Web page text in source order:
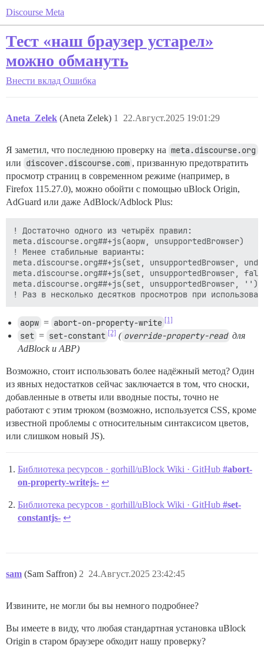
Discourse Meta
Тест «наш браузер устарел»
можно обмануть
Внести вклад Ошибка
Aneta_Zelek (Aneta Zelek) 22.Август.2025 19:01:29
1
Я заметил, что последнюю проверку на meta.discourse.org
или discover.discourse.com , призванную предотвратить
просмотр страниц в современном режиме (например, в
Firefox 115.27.0), можно обойти с помощью uBlock Origin,
AdGuard или даже AdBlock/Adblock Plus:
! Достаточно одного из четырёх правил:
meta.discourse.org##+js(aopw, unsupportedBrowser)
! Менее стабильные варианты:
meta.discourse.org##+js(set, unsupportedBrowser,
meta.discourse.org##+js(set, unsupportedBrowser,
meta.discourse.org##+js(set, unsupportedBrowser, '')
aopw = abort-on-property-write [1]
set = set-constant [2] ( override-property-read для
AdBlock и ABP)
Возможно, стоит использовать более надёжный метод? Один
из явных недостатков сейчас заключается в том, что сноски,
добавленные в ответы или вводные посты, точно не
работают с этим трюком (возможно, используется CSS, кроме
известной проблемы с относительным синтаксисом цветов,
или слишком новый JS).
Библиотека ресурсов · gorhill/uBlock Wiki · GitHub #abort-
on-property-writejs- ↩︎
Библиотека ресурсов · gorhill/uBlock Wiki · GitHub #set-
constantjs- ↩︎
sam (Sam Saffron) 24.Август.2025 23:42:45
2
Извините, не могли бы вы немного подробнее?
Вы имеете в виду, что любая стандартная установка uBlock
Origin в старом браузере обходит нашу проверку?